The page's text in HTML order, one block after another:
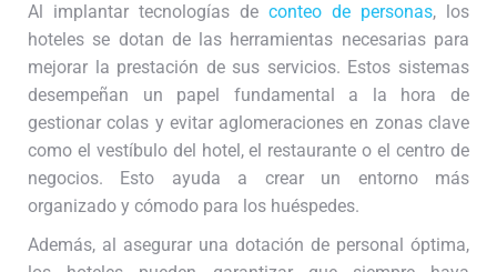
Al implantar tecnologías de conteo de personas, los
hoteles se dotan de las herramientas necesarias para
mejorar la prestación de sus servicios. Estos sistemas
desempeñan un papel fundamental a la hora de
gestionar colas y evitar aglomeraciones en zonas clave
como el vestíbulo del hotel, el restaurante o el centro de
negocios. Esto ayuda a crear un entorno más
organizado y cómodo para los huéspedes.
Además, al asegurar una dotación de personal óptima,